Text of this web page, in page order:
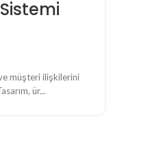
müşteri ilişkilerini
ür...